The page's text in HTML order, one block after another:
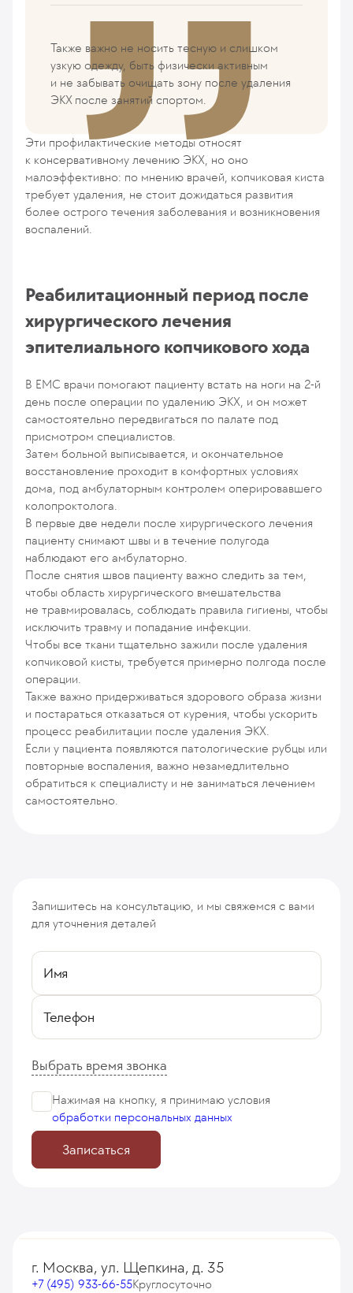
Также важно не носить тесную и слишком
узкую одежду, быть физически активным
и не забывать очищать зону после удаления
ЭКХ после занятий спортом.
Эти профилактические методы относят
к консервативному лечению ЭКХ, но оно
малоэффективно: по мнению врачей, копчиковая киста
требует удаления, не стоит дожидаться развития
более острого течения заболевания и возникновения
воспалений.
Реабилитационный период после
хирургического лечения
эпителиального копчикового хода
В ЕМС врачи помогают пациенту встать на ноги на 2-й
день после операции по удалению ЭКХ, и он может
самостоятельно передвигаться по палате под
присмотром специалистов.
Затем больной выписывается, и окончательное
восстановление проходит в комфортных условиях
дома, под амбулаторным контролем оперировавшего
колопроктолога.
В первые две недели после хирургического лечения
пациенту снимают швы и в течение полугода
наблюдают его амбулаторно.
После снятия швов пациенту важно следить за тем,
чтобы область хирургического вмешательства
не травмировалась, соблюдать правила гигиены, чтобы
исключить травму и попадание инфекции.
Чтобы все ткани тщательно зажили после удаления
копчиковой кисты, требуется примерно полгода после
операции.
Также важно придерживаться здорового образа жизни
и постараться отказаться от курения, чтобы ускорить
процесс реабилитации после удаления ЭКХ.
Если у пациента появляются патологические рубцы или
повторные воспаления, важно незамедлительно
обратиться к специалисту и не заниматься лечением
самостоятельно.
Запишитесь на консультацию, и мы свяжемся с вами
для уточнения деталей
Имя
Телефон
Выбрать время звонка
Нажимая на кнопку, я принимаю условия
обработки персональных данных
Записаться
г. Москва, ул. Щепкина, д. 35
+7 (495) 933-66-55Круглосуточно